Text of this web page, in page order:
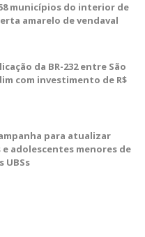
municípios do interior de
amarelo de vendaval
da BR-232 entre São
com investimento de R$
para atualizar
e adolescentes menores de
UBSs